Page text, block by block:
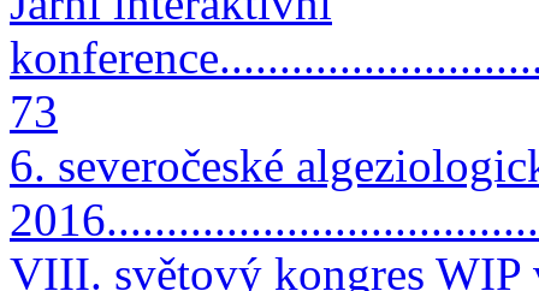
73
6. severočeské
VIII. světový kongres WIP